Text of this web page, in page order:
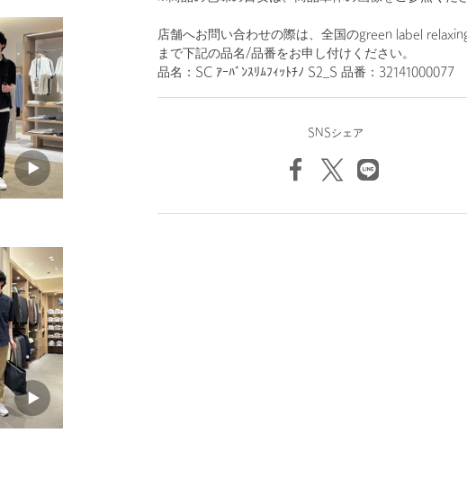
店舗へお問い合わせの際は、全国のgreen label
まで下記の品名/品番をお申し付けください。
品名：SC ｱｰﾊﾞﾝｽﾘﾑﾌｨｯﾄﾁﾉ S2_S 品番：32141000077
SNSシェア